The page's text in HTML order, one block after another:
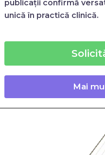
publicații confirmă
unică în practică clinică.
Mai